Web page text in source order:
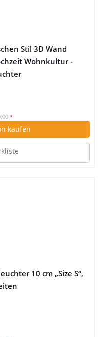
Stil 3D Wand
Wohnkultur -
*
kaufen
10 cm „Size S“,